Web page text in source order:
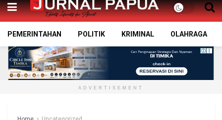
PEMERINTAHAN POLITIK KRIMINAL OLAHRAGA
ADVERTISEMENT